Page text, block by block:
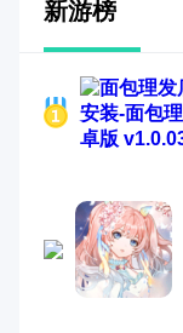
新游榜